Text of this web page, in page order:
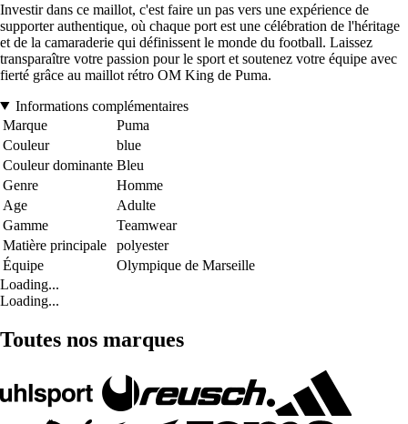
Investir dans ce maillot, c'est faire un pas vers une expérience de
supporter authentique, où chaque port est une célébration de l'héritage
et de la camaraderie qui définissent le monde du football. Laissez
transparaître votre passion pour le sport et soutenez votre équipe avec
fierté grâce au maillot rétro OM King de Puma.
Informations complémentaires
Marque
Puma
Couleur
blue
Couleur dominante Bleu
Genre
Homme
Age
Adulte
Gamme
Teamwear
Matière principale
polyester
Équipe
Olympique de Marseille
Loading...
Loading...
Toutes nos marques